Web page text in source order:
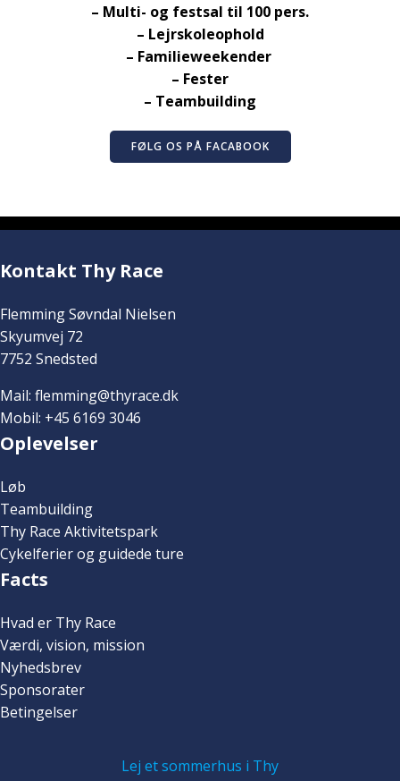
– Multi- og festsal til 100 pers.
– Lejrskoleophold
– Familieweekender
– Fester
– Teambuilding
FØLG OS PÅ FACABOOK
Kontakt Thy Race
Flemming Søvndal Nielsen
Skyumvej 72
7752 Snedsted
Mail: flemming@thyrace.dk
Mobil: +45 6169 3046
Oplevelser
Løb
Teambuilding
Thy Race Aktivitetspark
Cykelferier og guidede ture
Facts
Hvad er Thy Race
Værdi, vision, mission
Nyhedsbrev
Sponsorater
Betingelser
Lej et sommerhus i Thy